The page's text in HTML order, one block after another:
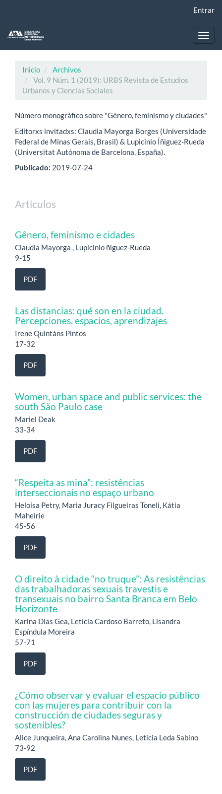
principal
Entrar
Inicio
Archivos
Vol. 9 Núm. 1 (2019): URBS Revista de Estudios
Urbanos y Ciencias Sociales
Número monográfico sobre "Género, feminismo y ciudades"
Editorxs invitadxs: Claudia Mayorga Borges (Universidade
Federal de Minas Gerais, Brasil) & Lupicinio Íñiguez-Rueda
(Universitat Autònoma de Barcelona, España).
Publicado: 2019-07-24
Artículos
Gênero, feminismo e cidades
Claudia Mayorga , Lupicinio ñiguez-Rueda
9-15
PDF
Las distancias: qué son en la ciudad.
Percepciones, espacios, aprendizajes
Irene Quintáns Pintos
17-32
PDF
Women, urban space and public services: the
south São Paulo case
Mariel Deak
33-34
PDF
“Respeita as mina”: resistências
interseccionais no espaço urbano
Heloísa Petry, Maria Juracy Filgueiras Toneli, Kátia
Maheirie
45-56
PDF
O direito à cidade “no truque”: As resistências
das trabalhadoras sexuais travestis e
transexuais no bairro Santa Branca em Belo
Horizonte
Karina Dias Gea, Letícia Cardoso Barreto, Lisandra
Espíndula Moreira
57-71
PDF
¿Cómo observar y evaluar el espacio público
con las mujeres para contribuir con la
construcción de ciudades seguras y
sostenibles?
Alice Junqueira, Ana Carolina Nunes, Leticia Leda Sabino
73-92
PDF